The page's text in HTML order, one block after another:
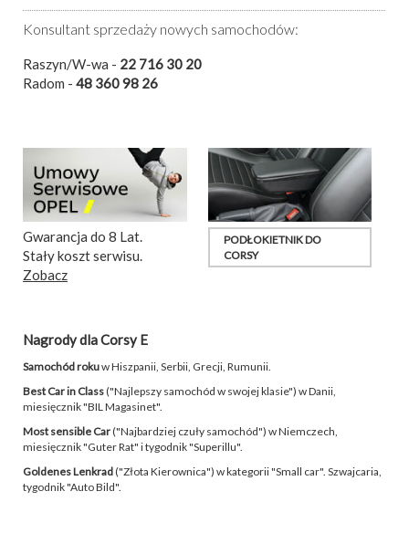
Konsultant sprzedaży nowych samochodów:
Raszyn/W-wa - 22 716 30 20
Radom - 48 360 98 26
Gwarancja do 8 Lat.
Stały koszt serwisu.
Zobacz
PODŁOKIETNIK DO
CORSY
Nagrody dla Corsy E
Samochód rokuw Hiszpanii, Serbii, Grecji, Rumunii.
Best Car in Class("Najlepszy samochód w swojej klasie") w Danii,
miesięcznik "BIL Magasinet".
Most sensible Car("Najbardziej czuły samochód") w Niemczech,
miesięcznik "Guter Rat" i tygodnik "Superillu".
Goldenes Lenkrad("Złota Kierownica") w kategorii "Small car". Szwajcaria,
tygodnik "Auto Bild".